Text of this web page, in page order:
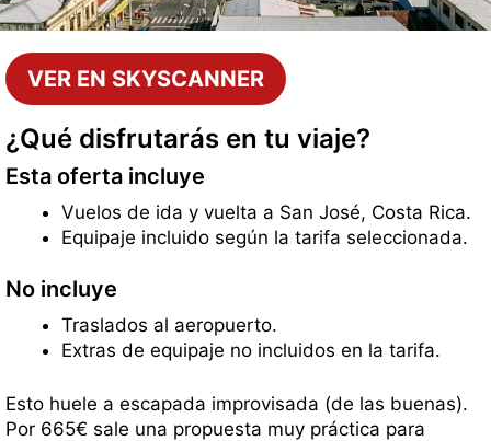
VER EN SKYSCANNER
¿Qué disfrutarás en tu viaje?
Esta oferta incluye
Vuelos de ida y vuelta a San José, Costa Rica.
Equipaje incluido según la tarifa seleccionada.
No incluye
Traslados al aeropuerto.
Extras de equipaje no incluidos en la tarifa.
Esto huele a escapada improvisada (de las buenas).
Por 665€ sale una propuesta muy práctica para